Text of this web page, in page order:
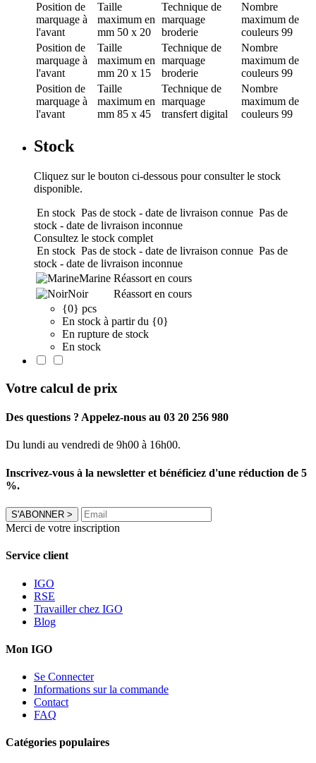
Position de
marquage à
l'avant
Taille
maximum en
mm 50 x 20
Technique de
marquage
broderie
Nombre
maximum de
couleurs 99
Position de
marquage à
l'avant
Taille
maximum en
mm 20 x 15
Technique de
marquage
broderie
Nombre
maximum de
couleurs 99
Position de
marquage à
l'avant
Taille
maximum en
mm 85 x 45
Technique de
marquage
transfert digital
Nombre
maximum de
couleurs 99
Stock
Cliquez sur le bouton ci-dessous pour consulter le stock
disponible.
En stock Pas de stock - date de livraison connue Pas de
stock - date de livraison inconnue
Consultez le stock complet
En stock Pas de stock - date de livraison connue Pas de
stock - date de livraison inconnue
Marine Réassort en cours
Noir
Réassort en cours
{0} pcs
En stock à partir du {0}
En rupture de stock
En stock
Votre calcul de prix
Des questions ? Appelez-nous au 03 20 256 980
Du lundi au vendredi de 9h00 à 16h00.
Inscrivez-vous à la newsletter et bénéficiez d'une réduction de 5
%.
S'ABONNER >
Merci de votre inscription
Service client
IGO
RSE
Travailler chez IGO
Blog
Mon IGO
Se Connecter
Informations sur la commande
Contact
FAQ
Catégories populaires